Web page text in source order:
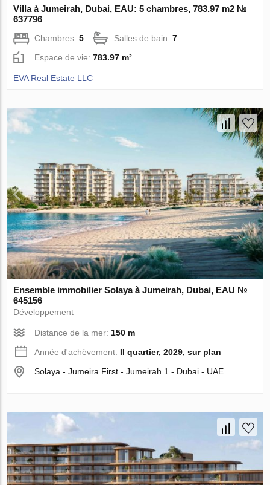
Villa à Jumeirah, Dubai, EAU: 5 chambres, 783.97 m2 №
637796
Chambres:5 Salles de bain:7
Espace de vie:783.97 m²
EVA Real Estate LLC
Ensemble immobilier Solaya à Jumeirah, Dubai, EAU №
645156
Développement
Distance de la mer:150 m
Année d'achèvement: II quartier, 2029, sur plan
Solaya - Jumeira First - Jumeirah 1 - Dubai - UAE